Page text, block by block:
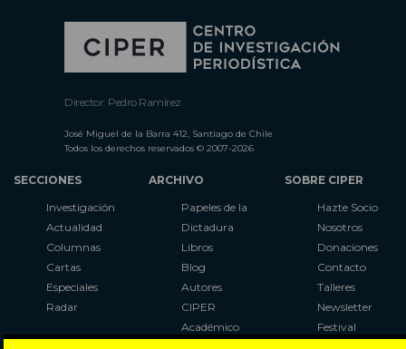
Director: Pedro Ramírez
José Miguel de la Barra 412, Santiago de Chile
Todos los derechos reservados © 2007-2026
SECCIONES
Investigación
Actualidad
Columnas
Cartas
Especiales
Radar
ARCHIVO
Papeles de la
Dictadura
Libros
Blog
Autores
CIPER
Académico
SOBRE CIPER
Hazte Socio
Nosotros
Donaciones
Contacto
Talleres
Newsletter
Festival